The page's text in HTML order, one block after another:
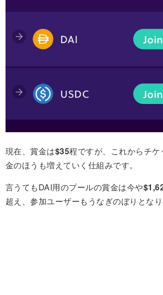
現在、賞金は$35程ですが、これからチ
金のほうも増えていく仕組みです。
言うてもDAI用のプールの賞金は今や
超え、参加ユーザーもうなぎのぼりとな